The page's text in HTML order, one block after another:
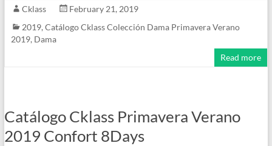
Cklass
February 21, 2019
2019, Catálogo Cklass Colección Dama Primavera Verano
2019, Dama
Read more
Catálogo Cklass Primavera Verano
2019 Confort 8Days